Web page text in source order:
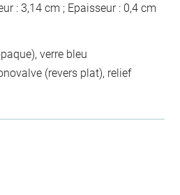
: 3,14 cm ; Epaisseur : 0,4 cm
verre bleu
(revers plat), relief